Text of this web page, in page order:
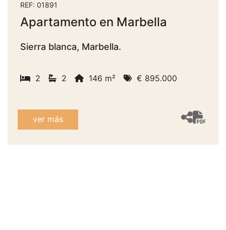
REF: 01891
Apartamento en Marbella
Sierra blanca, Marbella.
2 2 146 m² € 895.000
ver más